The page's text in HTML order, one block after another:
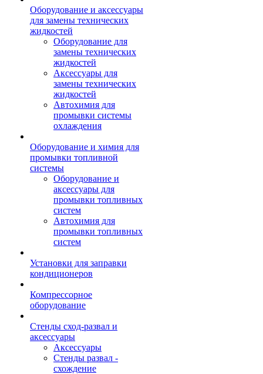
Оборудование и аксессуары
для замены технических
жидкостей
Оборудование для
замены технических
жидкостей
Аксессуары для
замены технических
жидкостей
Автохимия для
промывки системы
охлаждения
Оборудование и химия для
промывки топливной
системы
Оборудование и
аксессуары для
промывки топливных
систем
Автохимия для
промывки топливных
систем
Установки для заправки
кондиционеров
Компрессорное
оборудование
Стенды сход-развал и
аксессуары
Аксессуары
Стенды развал -
схождение